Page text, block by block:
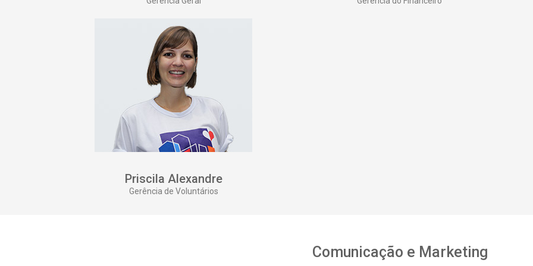
Priscila Alexandre
Gerência de Voluntários
Comunicação e Marketing